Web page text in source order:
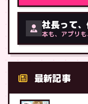
社長って
本も、アプリも
最新記事